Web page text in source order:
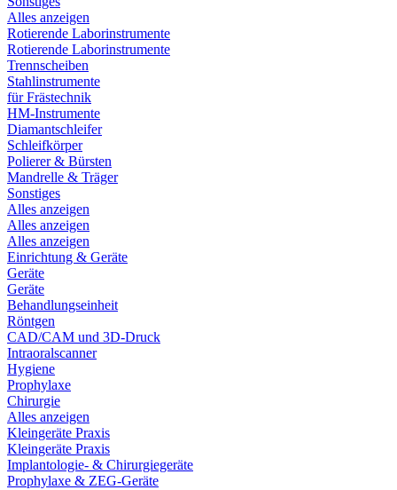
Alles anzeigen
Rotierende Laborinstrumente
Rotierende Laborinstrumente
Trennscheiben
Stahlinstrumente
für Frästechnik
HM-Instrumente
Diamantschleifer
Schleifkörper
Polierer & Bürsten
Mandrelle & Träger
Sonstiges
Alles anzeigen
Alles anzeigen
Alles anzeigen
Einrichtung & Geräte
Geräte
Geräte
Behandlungseinheit
Röntgen
CAD/CAM und 3D-Druck
Intraoralscanner
Hygiene
Prophylaxe
Chirurgie
Alles anzeigen
Kleingeräte Praxis
Kleingeräte Praxis
Implantologie- & Chirurgiegeräte
Prophylaxe & ZEG-Geräte